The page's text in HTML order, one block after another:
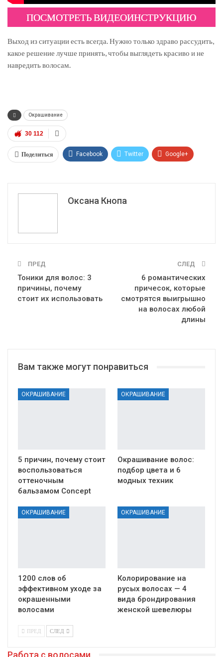
ПОСМОТРЕТЬ ВИДЕОИНСТРУКЦИЮ
Выход из ситуации есть всегда. Нужно только здраво рассудить,
какое решение лучше принять, чтобы выглядеть красиво и не
навредить волосам.
Окрашивание
30 112
Поделиться Facebook Twitter Google+
Эл. адрес
Оксана Кнопа
ПРЕД
Тоники для волос: 3
причины, почему
стоит их использовать
СЛЕД
6 романтических
причесок, которые
смотрятся выигрышно
на волосах любой
длины
Вам также могут понравиться
ОКРАШИВАНИЕ
5 причин, почему стоит
воспользоваться
оттеночным
бальзамом Concept
ОКРАШИВАНИЕ
Окрашивание волос:
подбор цвета и 6
модных техник
ОКРАШИВАНИЕ
1200 слов об
эффективном уходе за
окрашенными
волосами
ОКРАШИВАНИЕ
Колорирование на
русых волосах — 4
вида брондирования
женской шевелюры
ПРЕД СЛЕД
Работа с волосами